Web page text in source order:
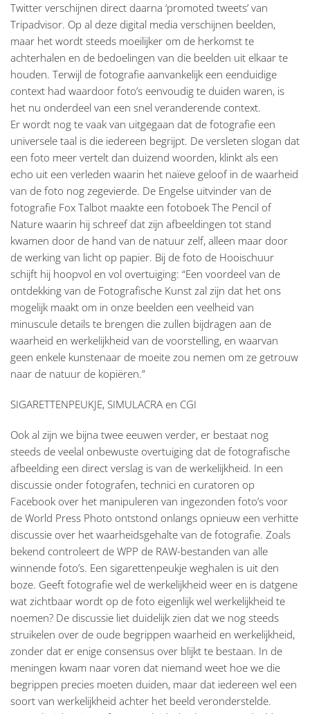
Twitter verschijnen direct daarna ‘promoted tweets’ van
Tripadvisor. Op al deze digital media verschijnen beelden,
maar het wordt steeds moeilijker om de herkomst te
achterhalen en de bedoelingen van die beelden uit elkaar te
houden. Terwijl de fotografie aanvankelijk een eenduidige
context had waardoor foto’s eenvoudig te duiden waren, is
het nu onderdeel van een snel veranderende context.
Er wordt nog te vaak van uitgegaan dat de fotografie een
universele taal is die iedereen begrijpt. De versleten slogan dat
een foto meer vertelt dan duizend woorden, klinkt als een
echo uit een verleden waarin het naïeve geloof in de waarheid
van de foto nog zegevierde. De Engelse uitvinder van de
fotografie Fox Talbot maakte een fotoboek The Pencil of
Nature waarin hij schreef dat zijn afbeeldingen tot stand
kwamen door de hand van de natuur zelf, alleen maar door
de werking van licht op papier. Bij de foto de Hooischuur
schijft hij hoopvol en vol overtuiging: “Een voordeel van de
ontdekking van de Fotografische Kunst zal zijn dat het ons
mogelijk maakt om in onze beelden een veelheid van
minuscule details te brengen die zullen bijdragen aan de
waarheid en werkelijkheid van de voorstelling, en waarvan
geen enkele kunstenaar de moeite zou nemen om ze getrouw
naar de natuur de kopiëren.”
SIGARETTENPEUKJE, SIMULACRA en CGI
Ook al zijn we bijna twee eeuwen verder, er bestaat nog
steeds de veelal onbewuste overtuiging dat de fotografische
afbeelding een direct verslag is van de werkelijkheid. In een
discussie onder fotografen, technici en curatoren op
Facebook over het manipuleren van ingezonden foto’s voor
de World Press Photo ontstond onlangs opnieuw een verhitte
discussie over het waarheidsgehalte van de fotografie. Zoals
bekend controleert de WPP de RAW-bestanden van alle
winnende foto’s. Een sigarettenpeukje weghalen is uit den
boze. Geeft fotografie wel de werkelijkheid weer en is datgene
wat zichtbaar wordt op de foto eigenlijk wel werkelijkheid te
noemen? De discussie liet duidelijk zien dat we nog steeds
struikelen over de oude begrippen waarheid en werkelijkheid,
zonder dat er enige consensus over blijkt te bestaan. In de
meningen kwam naar voren dat niemand weet hoe we die
begrippen precies moeten duiden, maar dat iedereen wel een
soort van werkelijkheid achter het beeld veronderstelde.